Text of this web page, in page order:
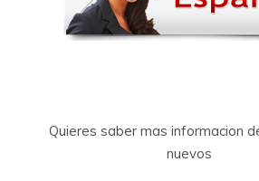
Quieres saber mas informacion
nuevos